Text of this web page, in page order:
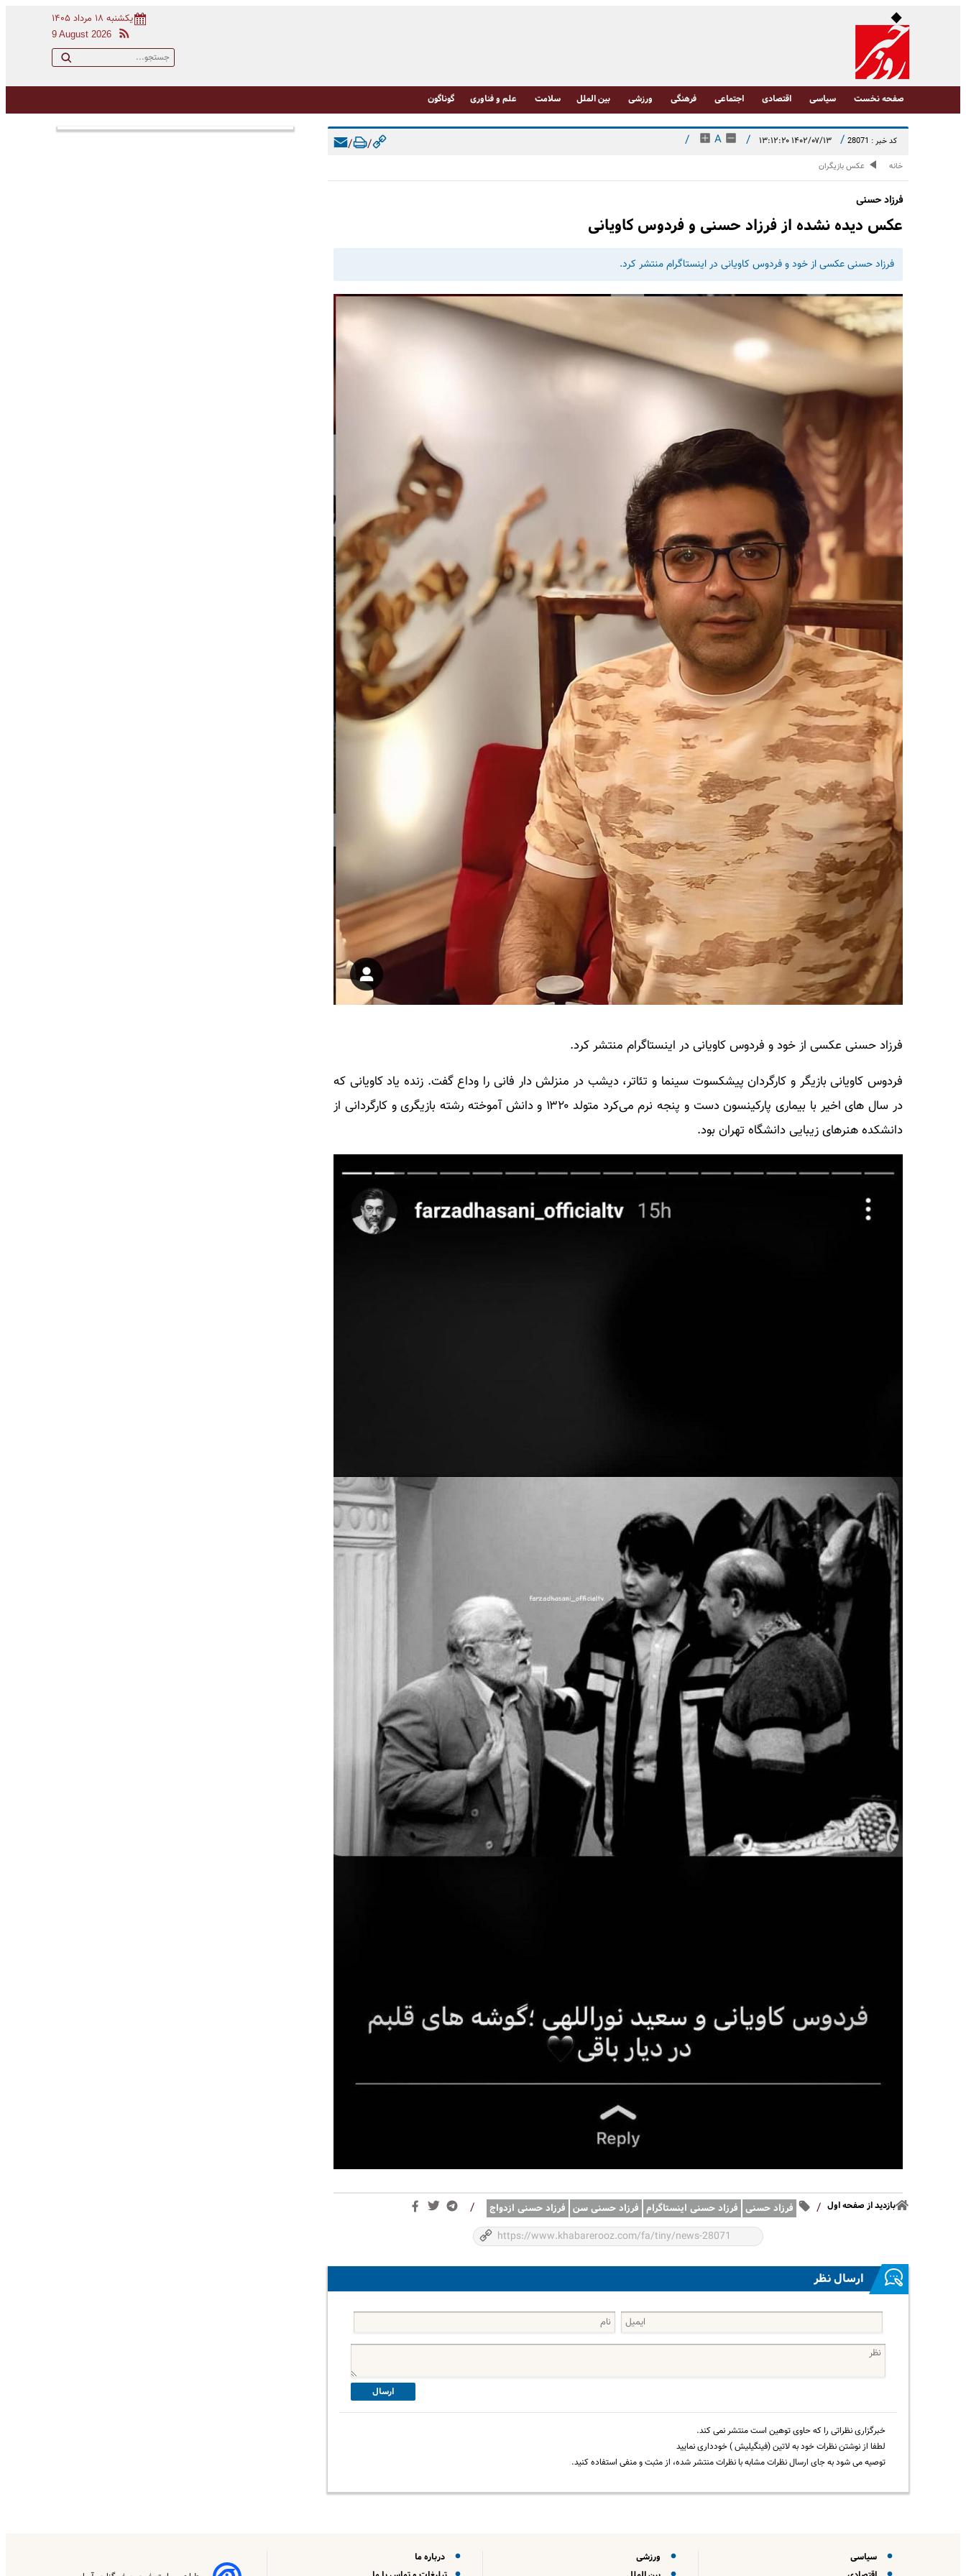
یکشنبه ۱۸ مرداد ۱۴۰۵
9 August 2026
صفحه نخست سیاسی اقتصادی اجتماعی فرهنگی ورزشی بین الملل سلامت علم و فناوری گوناگون
کد خبر : 28071 / ۱۴۰۲/۰۷/۱۳ ۱۳:۱۲:۲۰ /
A
/
/
/
خانه عکس بازیگران
فرزاد حسنی
عکس دیده نشده از فرزاد حسنی و فردوس کاویانی
فرزاد حسنی عکسی از خود و فردوس کاویانی در اینستاگرام منتشر کرد.
فرزاد حسنی عکسی از خود و فردوس کاویانی در اینستاگرام منتشر کرد.
فردوس کاویانی بازیگر و کارگردان پیشکسوت سینما و تئاتر، دیشب در منزلش دار فانی را وداع گفت. زنده یاد کاویانی که
در سال های اخیر با بیماری پارکینسون دست و پنجه نرم می‌کرد متولد ۱۳۲۰ و دانش آموخته رشته بازیگری و کارگردانی از
دانشکده هنرهای زیبایی دانشگاه تهران بود.
بازدید از صفحه اول / فرزاد حسنی فرزاد حسنی اینستاگرام فرزاد حسنی سن فرزاد حسنی ازدواج /
ارسال نظر
ارسال
خبرگزاری نظراتی را که حاوی توهین است منتشر نمی کند.
لطفا از نوشتن نظرات خود به لاتین (فینگیلیش ) خودداری نمایید
توصیه می شود به جای ارسال نظرات مشابه با نظرات منتشر شده، از مثبت و منفی استفاده کنید.
سیاسی
ورزشی
درباره ما